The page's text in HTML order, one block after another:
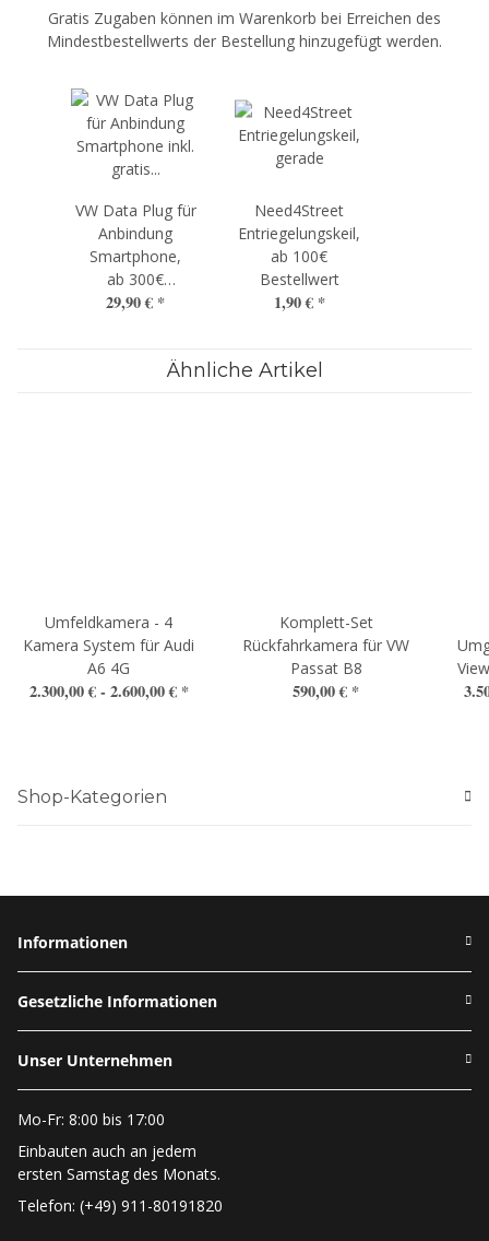
Gratis Zugaben können im Warenkorb bei Erreichen des
Mindestbestellwerts der Bestellung hinzugefügt werden.
VW Data Plug für
Anbindung
Smartphone,
ab 300€
Bestellwert
29,90 € *
Need4Street
Entriegelungskeil,
ab 100€
Bestellwert
1,90 € *
Ähnliche Artikel
Umfeldkamera - 4
Kamera System für Audi
A6 4G
2.300,00 € - 2.600,00 € *
Komplett-Set
Rückfahrkamera für VW
Passat B8
590,00 € *
Shop-Kategorien
Informationen
Gesetzliche Informationen
Unser Unternehmen
Mo-Fr: 8:00 bis 17:00
Einbauten auch an jedem
ersten Samstag des Monats.
Telefon: (+49) 911-80191820